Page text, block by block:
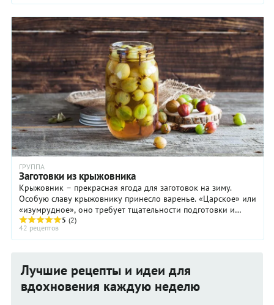
ГРУППА
Заготовки из крыжовника
Крыжовник – прекрасная ягода для заготовок на зиму.
Особую славу крыжовнику принесло варенье. «Царское» или
«изумрудное», оно требует тщательности подготовки и
строгого соблюдения технологии. Гораздо ...
5 (2)
42 рецептов
Лучшие рецепты и идеи для
вдохновения каждую неделю